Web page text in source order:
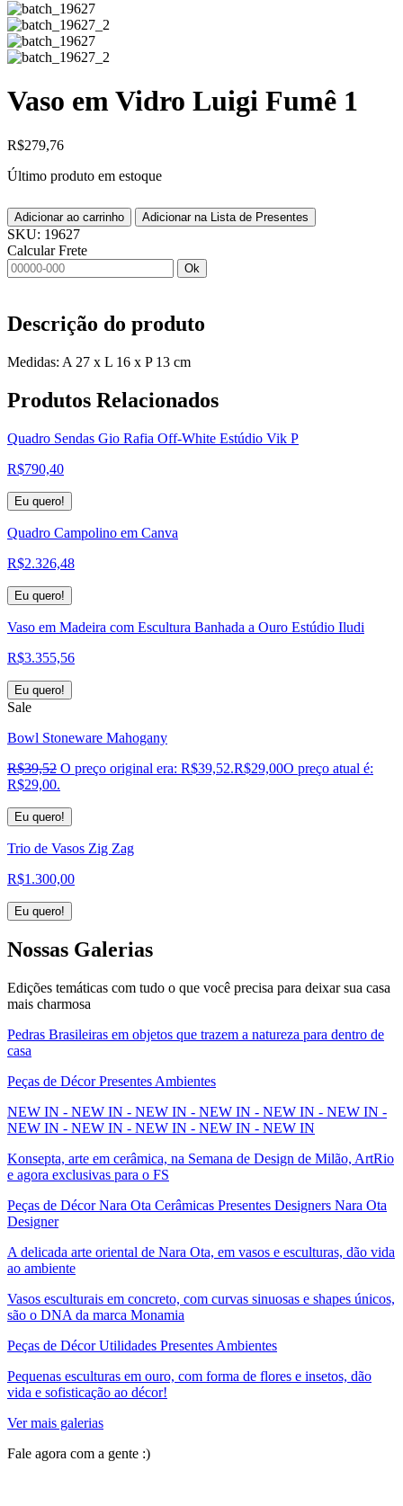
Vaso em Vidro Luigi Fumê 1
R$279,76
Último produto em estoque
Adicionar ao carrinho Adicionar na Lista de Presentes
SKU: 19627
Calcular Frete
Ok
Descrição do produto
Medidas: A 27 x L 16 x P 13 cm
Produtos Relacionados
Quadro Sendas Gio Rafia Off-White Estúdio Vik P
R$790,40
Eu quero!
Quadro Campolino em Canva
R$2.326,48
Eu quero!
Vaso em Madeira com Escultura Banhada a Ouro Estúdio Iludi
R$3.355,56
Eu quero!
Sale
Bowl Stoneware Mahogany
R$39,52 O preço original era: R$39,52.R$29,00O preço atual é:
R$29,00.
Eu quero!
Trio de Vasos Zig Zag
R$1.300,00
Eu quero!
Nossas Galerias
Edições temáticas com tudo o que você precisa para deixar sua casa
mais charmosa
Pedras Brasileiras em objetos que trazem a natureza para dentro de
casa
Peças de Décor Presentes Ambientes
NEW IN - NEW IN - NEW IN - NEW IN - NEW IN - NEW IN -
NEW IN - NEW IN - NEW IN - NEW IN - NEW IN
Konsepta, arte em cerâmica, na Semana de Design de Milão, ArtRio
e agora exclusivas para o FS
Peças de Décor Nara Ota Cerâmicas Presentes Designers Nara Ota
Designer
A delicada arte oriental de Nara Ota, em vasos e esculturas, dão vida
ao ambiente
Vasos esculturais em concreto, com curvas sinuosas e shapes únicos,
são o DNA da marca Monamia
Peças de Décor Utilidades Presentes Ambientes
Pequenas esculturas em ouro, com forma de flores e insetos, dão
vida e sofisticação ao décor!
Ver mais galerias
Fale agora com a gente :)